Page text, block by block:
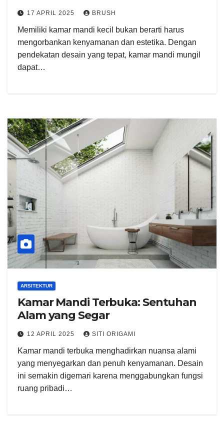
17 APRIL 2025 BRUSH
Memiliki kamar mandi kecil bukan berarti harus
mengorbankan kenyamanan dan estetika. Dengan
pendekatan desain yang tepat, kamar mandi mungil
dapat…
ARSITEKTUR
Kamar Mandi Terbuka: Sentuhan
Alam yang Segar
12 APRIL 2025 SITI ORIGAMI
Kamar mandi terbuka menghadirkan nuansa alami
yang menyegarkan dan penuh kenyamanan. Desain
ini semakin digemari karena menggabungkan fungsi
ruang pribadi…